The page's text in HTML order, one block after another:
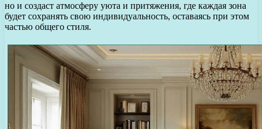
но и создаст атмосферу уюта и притяжения, где каждая зона
будет сохранять свою индивидуальность, оставаясь при этом
частью общего стиля.